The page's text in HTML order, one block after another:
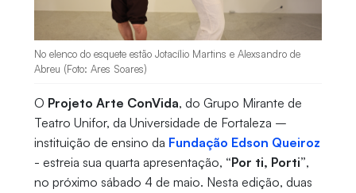
No elenco do esquete estão Jotacílio Martins e Alexsandro de
Abreu (Foto: Ares Soares)
O Projeto Arte ConVida, do Grupo Mirante de
Teatro Unifor, da Universidade de Fortaleza –
instituição de ensino da Fundação Edson Queiroz
- estreia sua quarta apresentação, “Por ti, Porti”,
no próximo sábado 4 de maio. Nesta edição, duas